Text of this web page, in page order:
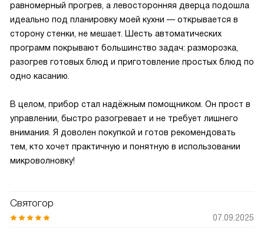
равномерный прогрев, а левосторонняя дверца подошла
идеально под планировку моей кухни — открывается в
сторону стенки, не мешает. Шесть автоматических
программ покрывают большинство задач: разморозка,
разогрев готовых блюд и приготовление простых блюд по
одно касанию.
В целом, прибор стал надёжным помощником. Он прост в
управлении, быстро разогревает и не требует лишнего
внимания. Я доволен покупкой и готов рекомендовать
тем, кто хочет практичную и понятную в использовании
микроволновку!
Святогор
07.09.2025